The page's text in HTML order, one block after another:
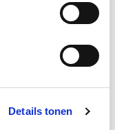
Details tonen